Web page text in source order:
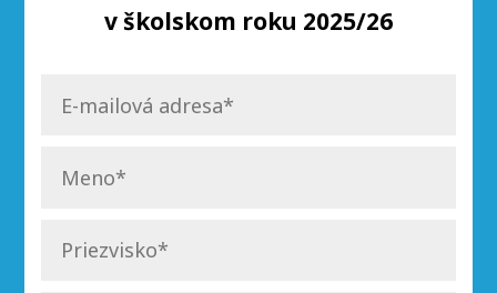
v školskom roku 2025/26